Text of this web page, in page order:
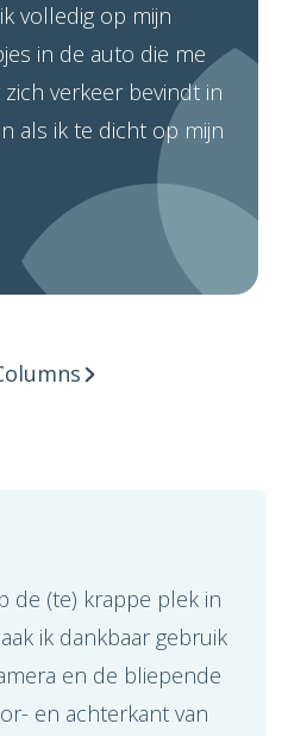
volledig op mijn
in de auto die me
verkeer bevindt in
als ik te dicht op mijn
de (te) krappe plek in
ik dankbaar gebruik
en de bliepende
en achterkant van